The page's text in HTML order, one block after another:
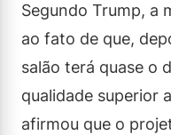
Segundo Trump, a
ao fato de que,
salão terá quase o
qualidade superior
afirmou que o